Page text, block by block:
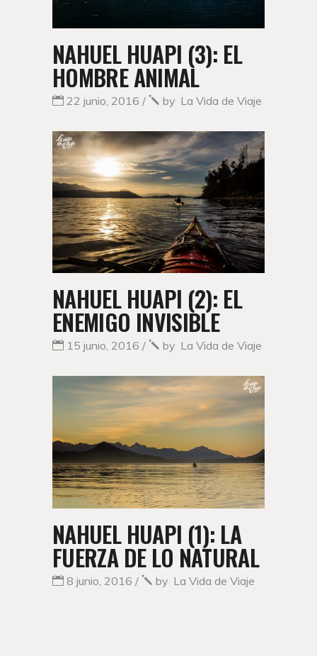
NAHUEL HUAPI (3): EL
HOMBRE ANIMAL
22 junio, 2016 by La Vida de Viaje
NAHUEL HUAPI (2): EL
ENEMIGO INVISIBLE
15 junio, 2016 by La Vida de Viaje
NAHUEL HUAPI (1): LA
FUERZA DE LO NATURAL
8 junio, 2016 by La Vida de Viaje